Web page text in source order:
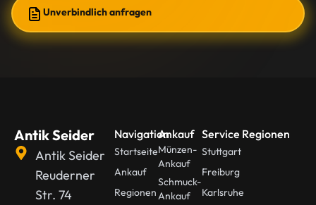
Unverbindlich anfragen
Antik Seider
Antik Seider
Reuderner
Str. 74
Navigation
Startseite
Ankauf
Regionen
Ankauf
Münzen-
Ankauf
Schmuck-
Ankauf
Service Regionen
Stuttgart
Freiburg
Karlsruhe